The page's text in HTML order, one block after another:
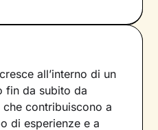
all’interno di un
fin da subito da
che contribuiscono a
di esperienze e a